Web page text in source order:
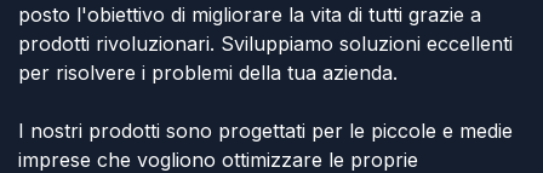
posto l'obiettivo di migliorare la vita di tutti grazie a
prodotti rivoluzionari. Sviluppiamo soluzioni eccellenti
per risolvere i problemi della tua azienda.
I nostri prodotti sono progettati per le piccole e medie
imprese che vogliono ottimizzare le proprie